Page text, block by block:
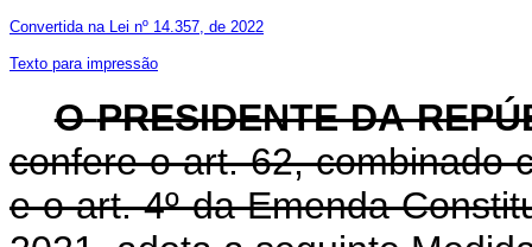
Convertida na Lei nº 14.357, de 2022
Texto para impressão
O PRESIDENTE DA
confere o art. 62, combinado
e o art. 4º da Emenda